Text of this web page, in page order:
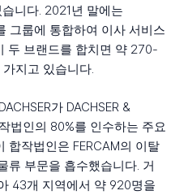
니다. 2021년 말에는
그룹에 통합하여 이사 서비스
두 브랜드를 합치면 약 270-
지고 있습니다.
가 DACHSER &
법인의 80%를 인수하는 주요
합작법인은 FERCAM의 이탈
류 부문을 흡수했습니다. 거
43개 지역에서 약 920명을